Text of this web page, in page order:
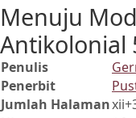
Menuju
Antikolonial
Penulis
Penerbit
Jumlah Halaman